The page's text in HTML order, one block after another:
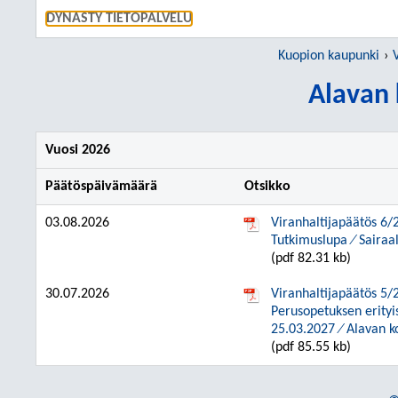
DYNASTY TIETOPALVELU
Kuopion kaupunki
Alavan
Vuosi 2026
Päätöspäivämäärä Otsikko
03.08.2026
Viranhaltijapäätös 6/
Tutkimuslupa ⁄
(pdf 82.31 kb)
30.07.2026
Viranhaltijapäätös 5/
Perusopetuksen
25.03.2027 ⁄ Alavan
(pdf 85.55 kb)